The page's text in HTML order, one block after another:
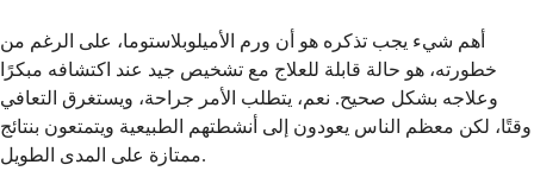
أهم شيء يجب تذكره هو أن ورم الأميلوبلاستوما، على الرغم من
خطورته، هو حالة قابلة للعلاج مع تشخيص جيد عند اكتشافه مبكرًا
وعلاجه بشكل صحيح. نعم، يتطلب الأمر جراحة، ويستغرق التعافي
وقتًا، لكن معظم الناس يعودون إلى أنشطتهم الطبيعية ويتمتعون بنتائج
ممتازة على المدى الطويل.